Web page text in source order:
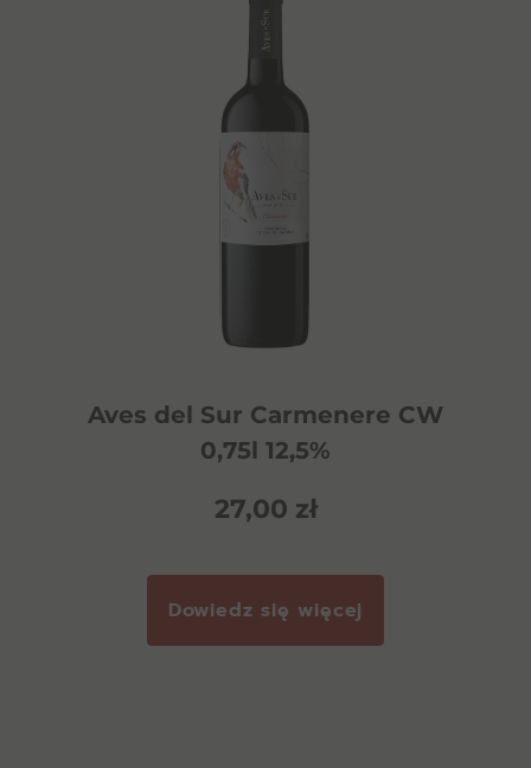
Aves del Sur Carmenere CW
0,75l 12,5%
27,00 zł
Dowiedz się więcej